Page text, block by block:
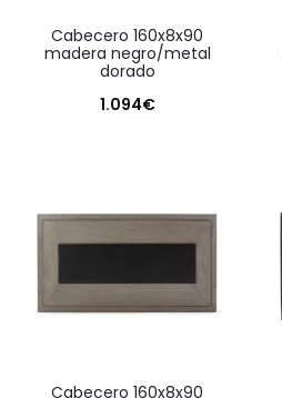
cabecero 160x8x90
madera negro/metal
dorado
1.094€
cabecero 160x8x90